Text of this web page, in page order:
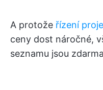
A protože řízení
ceny dost náročné,
seznamu jsou